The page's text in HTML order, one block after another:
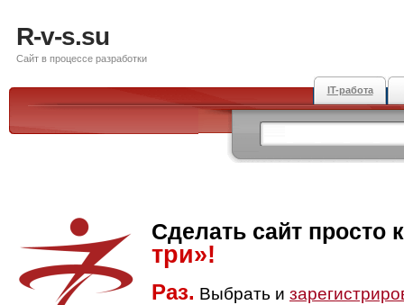
R-v-s.su
Сайт в процессе разработки
IT-работа
Сделать сайт просто
три»!
Раз. Выбрать и